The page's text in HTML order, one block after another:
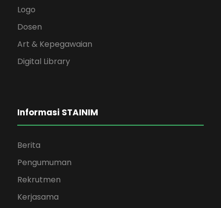
Logo
Dosen
Art & Kepegawaian
Digital Library
Informasi STAINIM
Berita
Pengumuman
Rekrutmen
Kerjasama